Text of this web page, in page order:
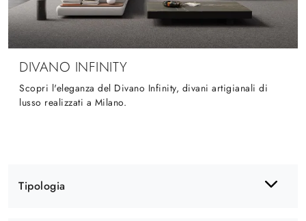
Tipologia
DIVANO INFINITY
Scopri l'eleganza del Divano Infinity, divani artigianali di
lusso realizzati a Milano.